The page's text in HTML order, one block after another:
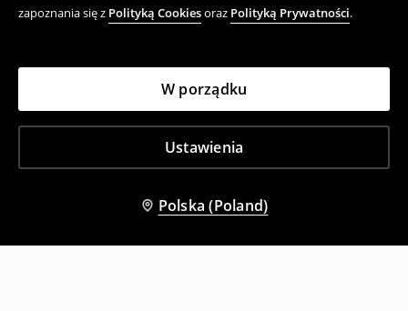
zapoznania się z Polityką Cookiesoraz Polityką Prywatności.
Ustawienia
W porządku
Polska (Poland)